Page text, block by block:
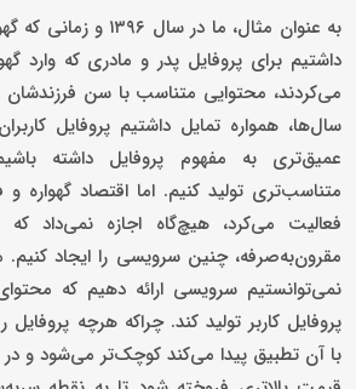
به عنوان مثال، ما در
داشتیم برای پروفایل پدر و مادری که وارد
می‌کردند، محتوایی متناسب با سن فرزندشان
سال‌ها، همواره تمایل داشتیم پروفایل
عمیق‌تری به مفهوم پروفایل داشته
متناسب‌تری تولید کنیم. اما اقتصاد گهواره
فعالیت می‌کرد، هیچ‌گاه اجازه نمی‌داد که
مقرون‌به‌صرفه، چنین سرویسی را ایجاد
نمی‌توانستیم سرویسی ارائه دهیم که
پروفایل کاربر تولید کند. چراکه هرچه
با آن تطبیق پیدا می‌کند کوچک‌تر می‌شود و در